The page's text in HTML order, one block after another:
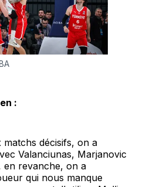
:
décisifs, on a
Valanciunas, Marjanovic
en revanche, on a
qui nous manque